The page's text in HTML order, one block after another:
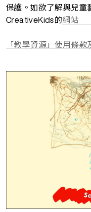
保護。如欲了解與兒童
CreativeKids的網站
「教學資源」使用條款